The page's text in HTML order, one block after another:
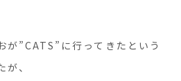
が”CATS”に行ってきたという
、